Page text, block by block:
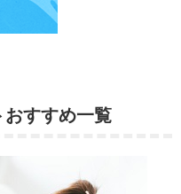
おすすめ一覧